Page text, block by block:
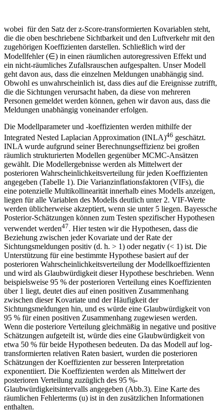
wobei für den Satz der z-Score-transformierten Kovariablen steht,
die die oben beschriebene Sichtbarkeit und den Luftverkehr mit den
zugehörigen Koeffizienten darstellen. Schließlich wird der
Modellfehler (∈) in einen räumlichen autoregressiven Effekt und
ein nicht-räumliches Zufallsrauschen aufgespalten. Unser Modell
geht davon aus, dass die einzelnen Meldungen unabhängig sind.
Obwohl es unwahrscheinlich ist, dass dies auf die Ereignisse zutrifft,
die die Sichtungen verursacht haben, da diese von mehreren
Personen gemeldet werden können, gehen wir davon aus, dass die
Meldungen unabhängig voneinander erfolgen.
Die Modellparameter und -koeffizienten werden mithilfe der
Integrated Nested Laplacian Approximation (INLA)46 geschätzt.
INLA wurde aufgrund seiner Berechnungseffizienz bei großen
räumlich strukturierten Modellen gegenüber MCMC-Ansätzen
gewählt. Die Modellergebnisse werden als Mittelwert der
posterioren Wahrscheinlichkeitsverteilung für jeden Koeffizienten
angegeben (Tabelle 1). Die Varianzinflationsfaktoren (VIFs), die
eine potenzielle Multikollinearität innerhalb eines Modells anzeigen,
liegen für alle Variablen des Modells deutlich unter 2. VIF-Werte
werden üblicherweise akzeptiert, wenn sie unter 5 liegen. Bayessche
Posterior-Schätzungen können zum Testen spezifischer Hypothesen
verwendet werden47. Hier testen wir die Hypothesen, dass die
Beziehung zwischen jeder Kovariate und der Rate der
Sichtungsmeldungen positiv (d. h. > 1) oder negativ (< 1) ist. Die
Unterstützung für eine bestimmte Hypothese basiert auf der
posterioren Wahrscheinlichkeitsverteilung der Modellkoeffizienten
und wird als Glaubwürdigkeit dieser Hypothese beschrieben. Wenn
beispielsweise 95 % der posterioren Verteilung eines Koeffizienten
über 1 liegt, deutet dies auf einen positiven Zusammenhang
zwischen dieser Kovariate und der Häufigkeit der
Sichtungsmeldungen hin, und es würde eine Glaubwürdigkeit von
95 % für einen positiven Zusammenhang zugewiesen werden.
Wenn die posteriore Verteilung gleichmäßig in negative und positive
Schätzungen aufgeteilt ist, würde dies eine Glaubwürdigkeit von
etwa 50 % für beide Hypothesen bedeuten. Da das Modell auf log-
transformierten relativen Raten basiert, wurden die posterioren
Schätzungen der Koeffizienten zur besseren Interpretation
exponentiiert. Die Koeffizienten werden als Mittelwert der
posterioren Verteilung zuzüglich des 95 %-
Glaubwürdigkeitsintervalls angegeben (Abb.3). Eine Karte des
räumlichen Fehlerterms (u) ist in den zusätzlichen Informationen
enthalten.